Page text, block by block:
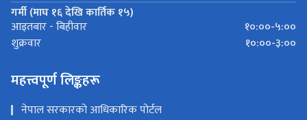
गर्मी (माघ १६ देखि कार्तिक १५)
आइतबार - बिहीवार
१०:००-५:००
शुक्रवार
१०:००-३:००
महत्त्वपूर्ण लिङ्कहरू
नेपाल सरकारको आधिकारिक पोर्टल